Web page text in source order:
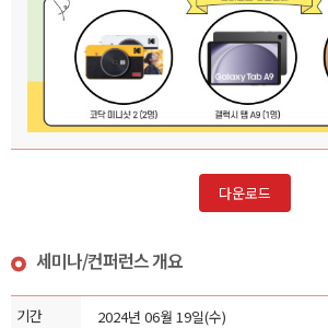
다운로드
세미나/컨퍼런스 개요
기간
2024년 06월 19일(수)